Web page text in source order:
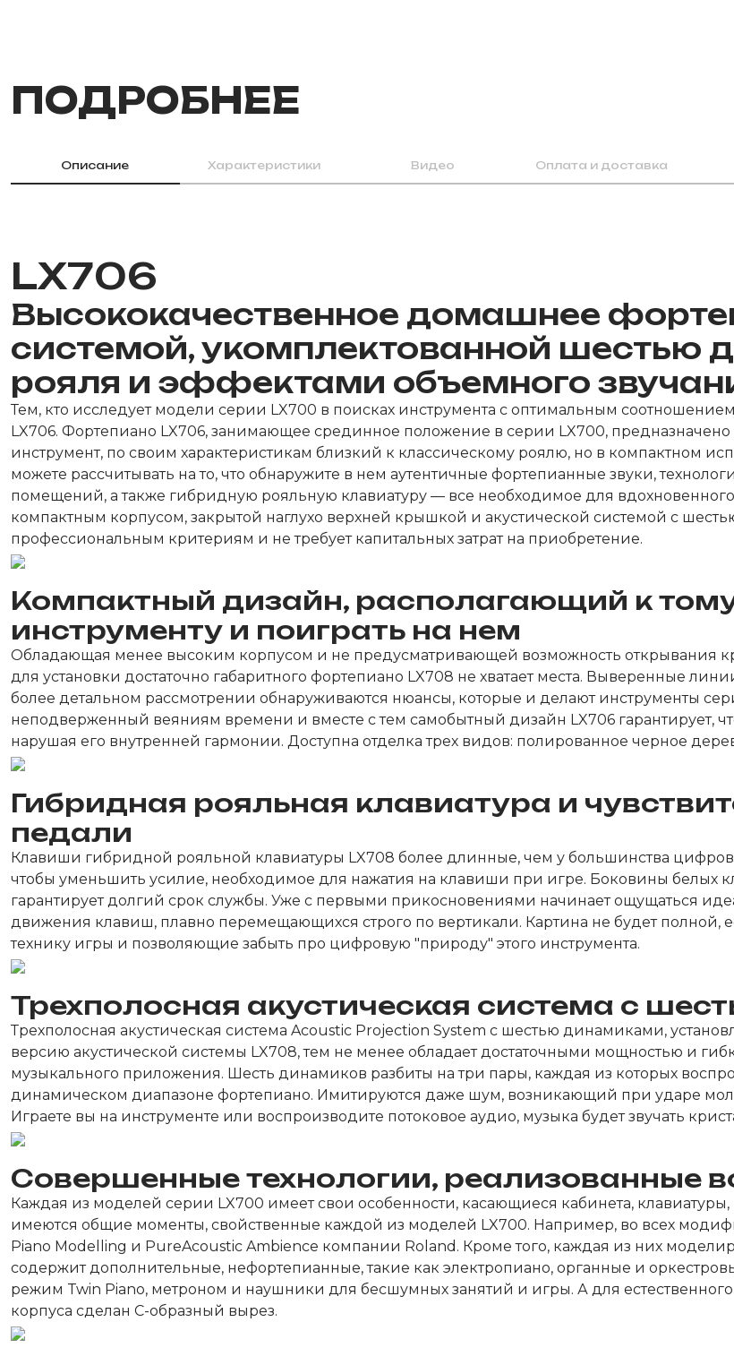
ПОДРОБНЕЕ
Описание Характеристики Видео Оплата и доставка
LX706
Высококачественное домашнее
системой, укомплектованной шестью
рояля и эффектами объемного
Тем, кто исследует модели серии LX700 в поисках инструмента с оптимальным
LX706. Фортепиано LX706, занимающее срединное положение в серии LX700,
инструмент, по своим характеристикам близкий к классическому роялю, но в компактном
можете рассчитывать на то, что обнаружите в нем аутентичные фортепианные звуки,
помещений, а также гибридную рояльную клавиатуру — все необходимое для
компактным корпусом, закрытой наглухо верхней крышкой и акустической системой с
профессиональным критериям и не требует капитальных затрат на приобретение.
Компактный дизайн, располагающий к
инструменту и поиграть на нем
Обладающая менее высоким корпусом и не предусматривающей возможность открывания
для установки достаточно габаритного фортепиано LX708 не хватает места. Выверенные
более детальном рассмотрении обнаруживаются нюансы, которые и делают инструменты
неподверженный веяниям времени и вместе с тем самобытный дизайн LX706 гарантирует,
нарушая его внутренней гармонии. Доступна отделка трех видов: полированное черное
Гибридная рояльная клавиатура и
педали
Клавиши гибридной рояльной клавиатуры LX708 более длинные, чем у большинства
чтобы уменьшить усилие, необходимое для нажатия на клавиши при игре. Боковины белых
гарантирует долгий срок службы. Уже с первыми прикосновениями начинает ощущаться
движения клавиш, плавно перемещающихся строго по вертикали. Картина не будет
технику игры и позволяющие забыть про цифровую "природу" этого инструмента.
Трехполосная акустическая система с
Трехполосная акустическая система Acoustic Projection System с шестью динамиками,
версию акустической системы LX708, тем не менее обладает достаточными мощностью и
музыкального приложения. Шесть динамиков разбиты на три пары, каждая из которых
динамическом диапазоне фортепиано. Имитируются даже шум, возникающий при ударе
Играете вы на инструменте или воспроизводите потоковое аудио, музыка будет звучать
Совершенные технологии, реализованные
Каждая из моделей серии LX700 имеет свои особенности, касающиеся кабинета,
имеются общие моменты, свойственные каждой из моделей LX700. Например, во всех
Piano Modelling и PureAcoustic Ambience компании Roland. Кроме того, каждая из них
содержит дополнительные, нефортепианные, такие как электропиано, органные и
режим Twin Piano, метроном и наушники для бесшумных занятий и игры. А для естественного
корпуса сделан С-образный вырез.